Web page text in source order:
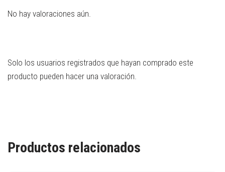
No hay valoraciones aún.
Solo los usuarios registrados que hayan comprado este
producto pueden hacer una valoración.
Productos relacionados